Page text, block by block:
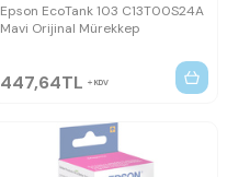
Epson EcoTank 103 C13T00S24A
Mavi Orijinal Mürekkep
447,64TL KDV